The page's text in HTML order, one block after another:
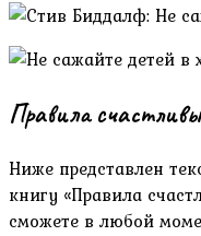
Правила
Ниже представлен
книгу «Правила
сможете в любой